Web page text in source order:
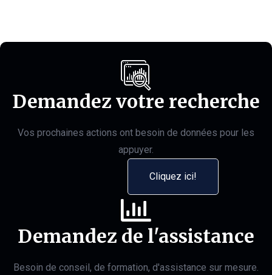
Demandez votre recherche
Vos prochaines actions ont besoin de données pour les
appuyer.
Cliquez ici!
Demandez de l'assistance
Besoin de conseil, de formation, d'assistance sur mesure.